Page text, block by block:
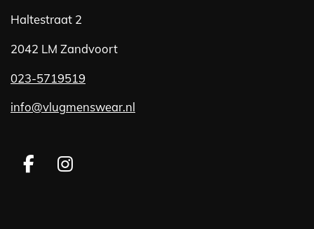
Haltestraat 2
2042 LM Zandvoort
023-5719519
info@vlugmenswear.nl
F
I